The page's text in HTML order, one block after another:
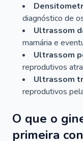
diagnóstico de
Ultrassom
mamária e
Ultrassom
reprodutivos
Ultrassom
reprodutivos
O que o
primeira